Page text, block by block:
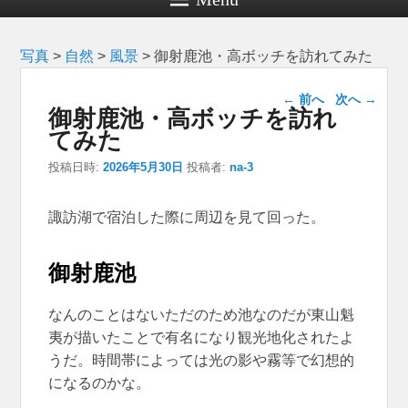
写真 > 自然 > 風景 >御射鹿池・高ボッチを訪れてみた
投稿ナビゲー
ション
← 前へ 次へ →
御射鹿池・高ボッチを訪れ
てみた
投稿日時:2026年5月30日 投稿者:na-3
諏訪湖で宿泊した際に周辺を見て回った。
御射鹿池
なんのことはないただのため池なのだが東山魁
夷が描いたことで有名になり観光地化されたよ
うだ。時間帯によっては光の影や霧等で幻想的
になるのかな。